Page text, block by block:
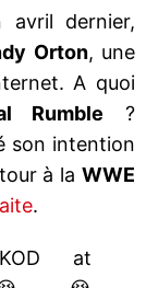
avril dernier,
Orton, une
A quoi
Rumble ?
son intention
à laWWE
.
at